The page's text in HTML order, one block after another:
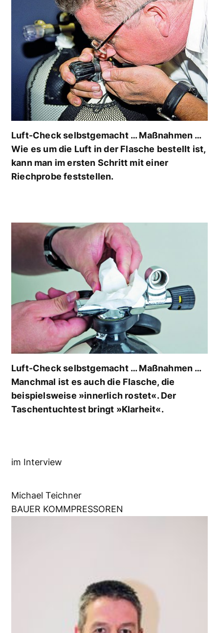
Luft-Check selbstgemacht … Maßnahmen …
Wie es um die Luft in der Flasche bestellt ist,
kann man im ersten Schritt mit einer
Riechprobe feststellen.
Luft-Check selbstgemacht … Maßnahmen …
Manchmal ist es auch die Flasche, die
beispielsweise »innerlich rostet«. Der
Taschentuchtest bringt »Klarheit«.
im Interview
Michael Teichner
BAUER KOMMPRESSOREN